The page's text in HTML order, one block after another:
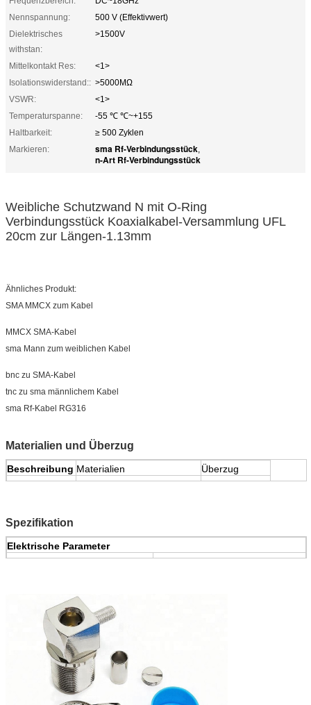
Nennspannung:
500 V (Effektivwert)
Dielektrisches
withstan:
>1500V
Mittelkontakt Res:
<1>
Isolationswiderstand:: >5000MΩ
VSWR:
<1>
Temperaturspanne:
-55 ℃ ℃~+155
Haltbarkeit:
≥ 500 Zyklen
Markieren:
sma Rf-Verbindungsstück,
n-Art Rf-Verbindungsstück
Weibliche Schutzwand N mit O-Ring
Verbindungsstück Koaxialkabel-Versammlung UFL
20cm zur Längen-1.13mm
Ähnliches Produkt:
SMA MMCX zum Kabel
MMCX SMA-Kabel
sma Mann zum weiblichen Kabel
bnc zu SMA-Kabel
tnc zu sma männlichem Kabel
sma Rf-Kabel RG316
Materialien und Überzug
Beschreibung Materialien
Überzug
Körper
Edelstahl
Passivierung
Spezifikation
Elektrische Parameter
Widerstand
50 Ohm
Dielektrische Stoßspannung
Mitteldurchgangswiderstand
Äußerer Durchgangswiderstand
Isolationswiderstand
Einfügungsdämpfung
<0>
<1>
Mechanische Parameter